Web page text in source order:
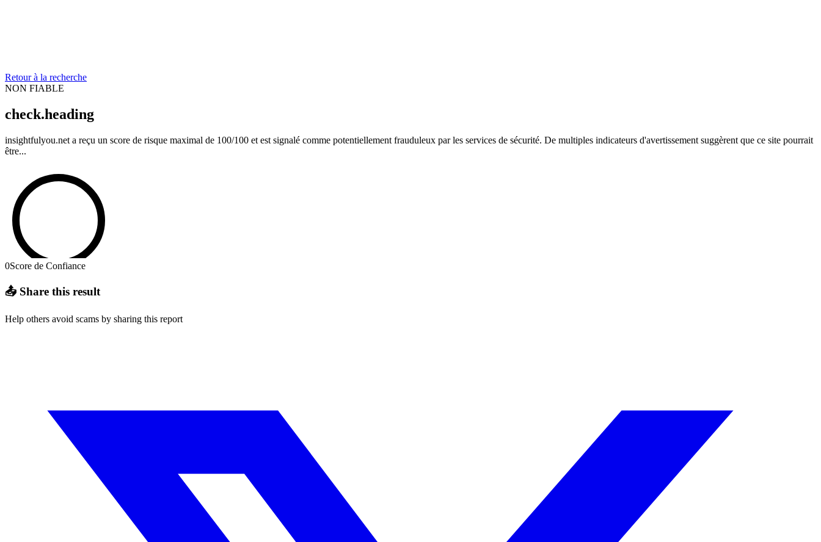
Retour à la recherche
NON FIABLE
check.heading
insightfulyou.net a reçu un score de risque maximal de 100/100 et est signalé comme potentiellement frauduleux par les services de sécurité. De multiples indicateurs d'avertissement suggèrent que ce site pourrait
être...
0Score de Confiance
📤 Share this result
Help others avoid scams by sharing this report